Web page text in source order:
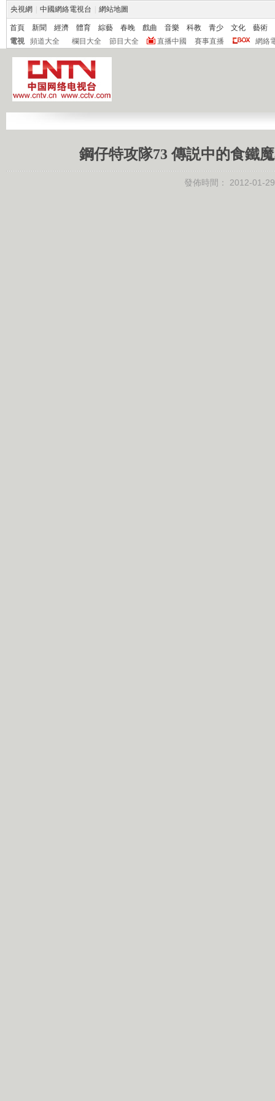
央視網 中國網絡電視台 網站地圖
首頁 新聞 經濟 體育 綜藝 春晚 戲曲 音樂 科教 青少 文化
藝術
電視
頻道大全 欄目大全 節目大全 直播中國 賽事直播 網絡
鋼仔特攻隊73 傳説中的食鐵
發佈時間： 2012-01-